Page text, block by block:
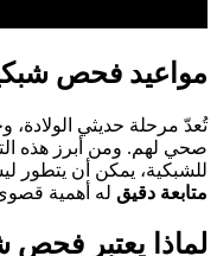
مواعيد فحص
تُعدّ مرحلة حديثي
صحي لهم. ومن أبرز هذه
للشبكية، يمكن أن يتطور
متابعة دقيق له أهمية قصوى
لماذا يعتبر فحص